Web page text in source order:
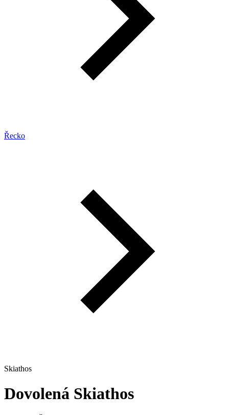
Řecko
Skiathos
Dovolená Skiathos